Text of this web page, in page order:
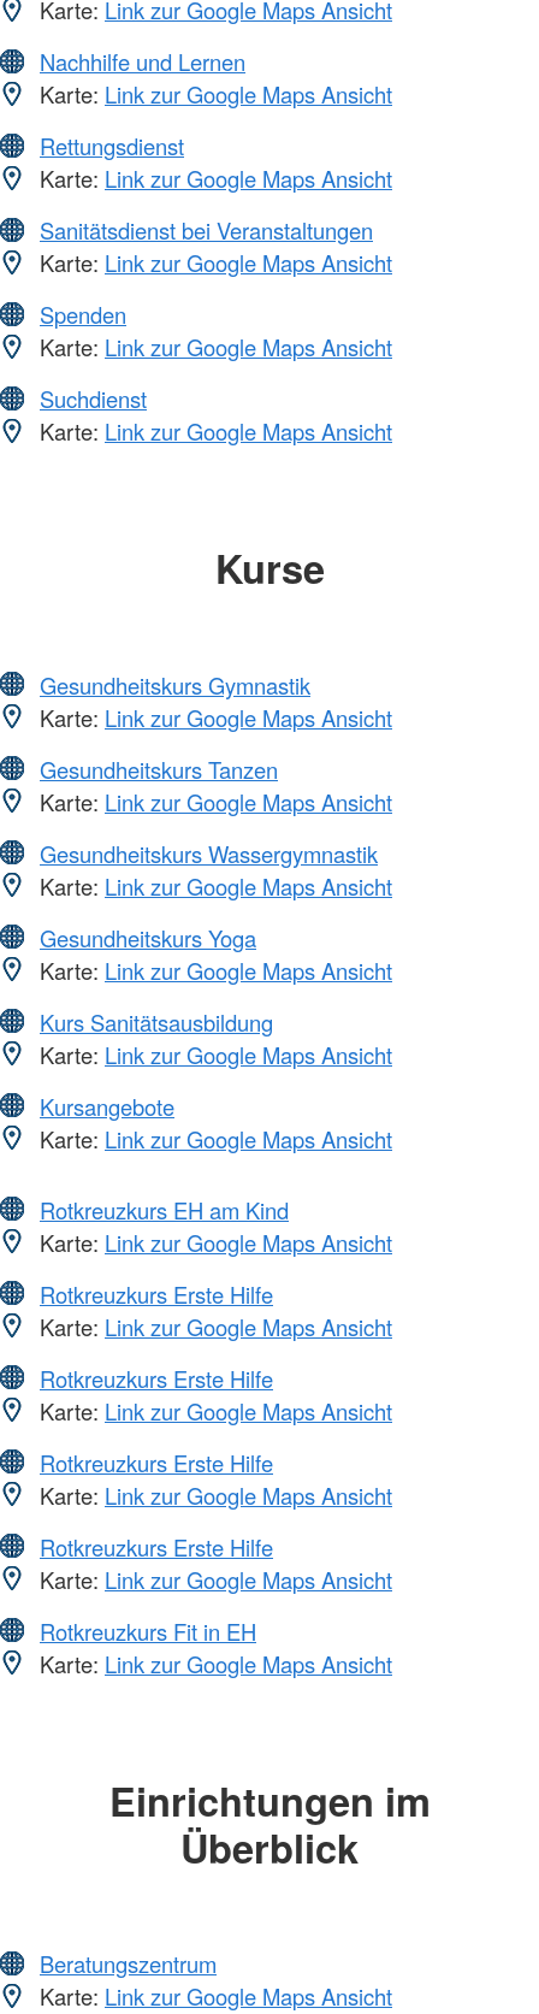
Karte: Link zur Google Maps Ansicht
Nachhilfe und Lernen
Karte: Link zur Google Maps Ansicht
Rettungsdienst
Karte: Link zur Google Maps Ansicht
Sanitätsdienst bei Veranstaltungen
Karte: Link zur Google Maps Ansicht
Spenden
Karte: Link zur Google Maps Ansicht
Suchdienst
Karte: Link zur Google Maps Ansicht
Kurse
Gesundheitskurs Gymnastik
Karte: Link zur Google Maps Ansicht
Gesundheitskurs Tanzen
Karte: Link zur Google Maps Ansicht
Gesundheitskurs Wassergymnastik
Karte: Link zur Google Maps Ansicht
Gesundheitskurs Yoga
Karte: Link zur Google Maps Ansicht
Kurs Sanitätsausbildung
Karte: Link zur Google Maps Ansicht
Kursangebote
Karte: Link zur Google Maps Ansicht
Rotkreuzkurs EH am Kind
Karte: Link zur Google Maps Ansicht
Rotkreuzkurs Erste Hilfe
Karte: Link zur Google Maps Ansicht
Rotkreuzkurs Erste Hilfe
Karte: Link zur Google Maps Ansicht
Rotkreuzkurs Erste Hilfe
Karte: Link zur Google Maps Ansicht
Rotkreuzkurs Erste Hilfe
Karte: Link zur Google Maps Ansicht
Rotkreuzkurs Fit in EH
Karte: Link zur Google Maps Ansicht
Einrichtungen im
Überblick
Beratungszentrum
Karte: Link zur Google Maps Ansicht